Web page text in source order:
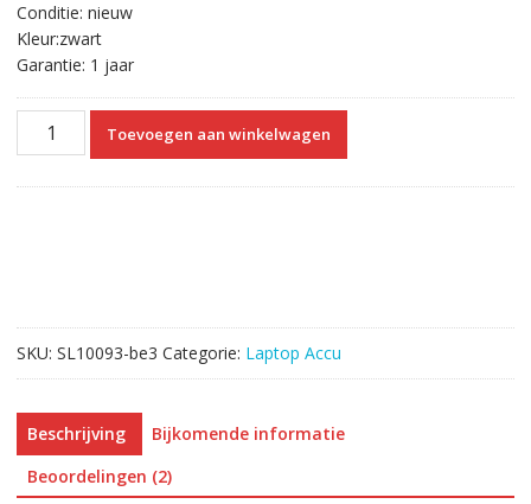
Conditie: nieuw
Kleur:zwart
Garantie: 1 jaar
Originele
Toevoegen aan winkelwagen
SKU: SL10093-be3 Categorie: Laptop Accu
Beschrijving
Bijkomende informatie
Beoordelingen (2)